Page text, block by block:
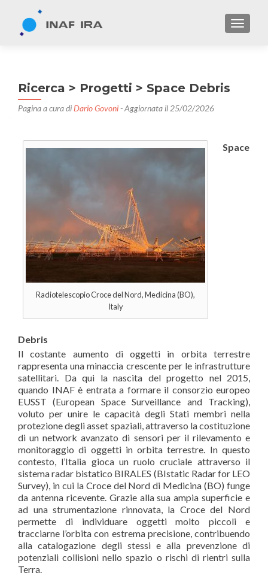
Ricerca > Progetti > Space Debris
Pagina a cura diDario Govoni- Aggiornata il 25/02/2026
Radiotelescopio Croce del Nord, Medicina (BO),
Italy
Space
Debris
Il costante aumento di oggetti in orbita terrestre
rappresenta una minaccia crescente per le infrastrutture
satellitari. Da qui la nascita del progetto nel 2015,
quando INAF è entrata a formare il consorzio europeo
EUSST (European Space Surveillance and Tracking),
voluto per unire le capacità degli Stati membri nella
protezione degli asset spaziali, attraverso la costituzione
di un network avanzato di sensori per il rilevamento e
monitoraggio di oggetti in orbita terrestre. In questo
contesto, l’Italia gioca un ruolo cruciale attraverso il
sistema radar bistatico BIRALES (BIstatic Radar for LEO
Survey), in cui la Croce del Nord di Medicina (BO) funge
da antenna ricevente. Grazie alla sua ampia superficie e
ad una strumentazione rinnovata, la Croce del Nord
permette di individuare oggetti molto piccoli e
tracciarne l’orbita con estrema precisione, contribuendo
alla catalogazione degli stessi e alla prevenzione di
potenziali collisioni nello spazio o rischi di rientri sulla
Terra.